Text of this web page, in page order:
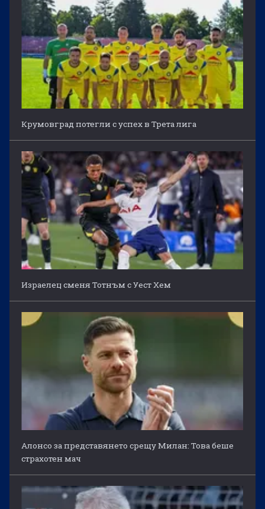
Крумовград потегли с успех в Трета лига
Израелец сменя Тотнъм с Уест Хем
Алонсо за представянето срещу Милан: Това беше
страхотен мач